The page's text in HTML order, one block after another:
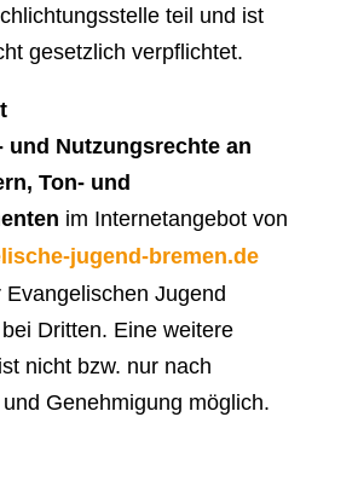
teil und ist
gesetzlich verpflichtet.
und Nutzungsrechte an
Ton- und
im Internetangebot von
jugend-bremen.de
Evangelischen Jugend
Dritten. Eine weitere
nicht bzw. nur nach
Genehmigung möglich.